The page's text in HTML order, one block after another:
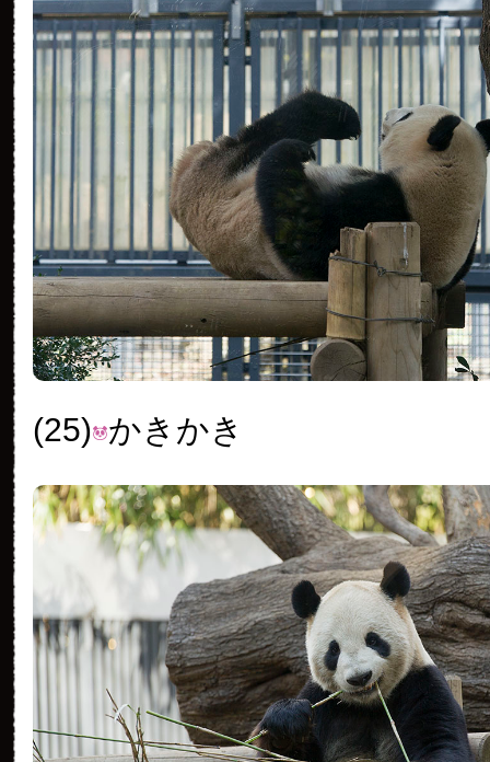
(25) かきかき